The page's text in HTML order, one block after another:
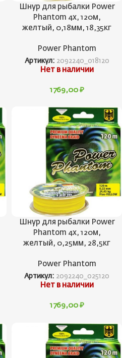
Шнур для рыбалки Power
Phantom 4x, 120м,
желтый, 0,18мм, 18,35кг
Power Phantom
Артикул: 2092240_018120
Нет в наличии
1769,00 ₽
Шнур для рыбалки Power
Phantom 4x, 120м,
желтый, 0,25мм, 28,5кг
Power Phantom
Артикул: 2092240_025120
Нет в наличии
1769,00 ₽